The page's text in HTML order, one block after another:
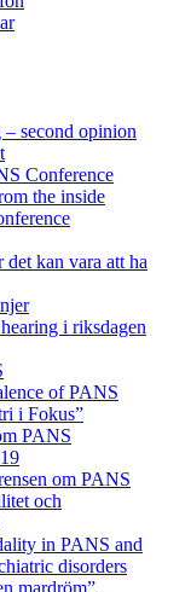
second opinion
Conference
the inside
kan vara att ha
i riksdagen
of PANS
i Fokus”
PANS
om PANS
och
in PANS and
disorders
mardröm”